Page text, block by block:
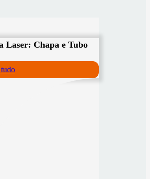
Laser: Chapa e Tubo